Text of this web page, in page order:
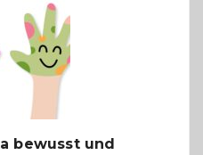
bewusst und